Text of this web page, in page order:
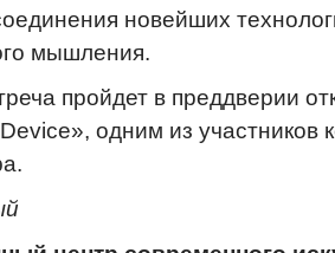
новейших
мышления.
пройдет в преддверии
одним из участников